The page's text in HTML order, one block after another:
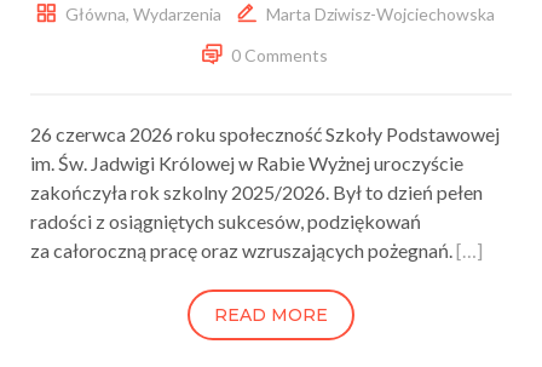
Główna, Wydarzenia
Marta Dziwisz-Wojciechowska
0 Comments
26 czerwca 2026 roku społeczność Szkoły Podstawowej
im. Św. Jadwigi Królowej w Rabie Wyżnej uroczyście
zakończyła rok szkolny 2025/2026. Był to dzień pełen
radości z osiągniętych sukcesów, podziękowań
za całoroczną pracę oraz wzruszających pożegnań.[…]
READ MORE